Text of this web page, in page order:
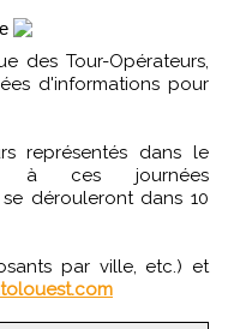
d'informations pour
représentés dans le
à ces journées
dérouleront dans 10
par ville, etc.) et